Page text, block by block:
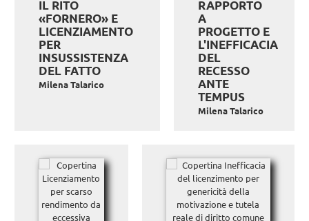
IL RITO
«FORNERO» E
LICENZIAMENTO
PER
INSUSSISTENZA
DEL FATTO
Milena Talarico
RAPPORTO
A
PROGETTO E
L'INEFFICACIA
DEL
RECESSO
ANTE
TEMPUS
Milena Talarico